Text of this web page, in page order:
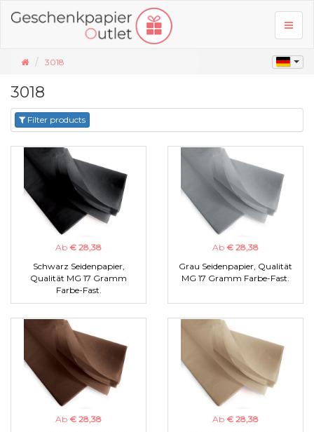
3018
3018
Filter products
Ab € 28,38
Schwarz Seidenpapier,
Qualität MG 17 Gramm
Farbe-Fast.
Ab € 28,38
Grau Seidenpapier, Qualität
MG 17 Gramm Farbe-Fast.
Ab € 28,38
Ab € 28,38